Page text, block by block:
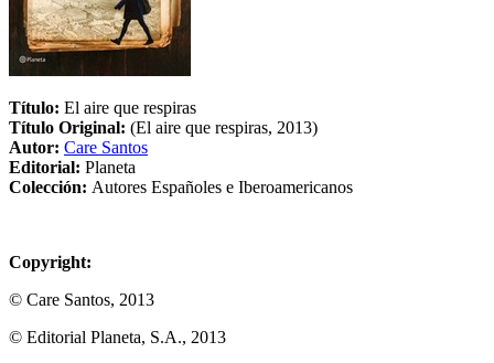
Título: El aire que respiras
Título Original: (El aire que respiras, 2013)
Autor: Care Santos
Editorial: Planeta
Colección: Autores Españoles e Iberoamericanos
Copyright:
© Care Santos, 2013
© Editorial Planeta, S.A., 2013